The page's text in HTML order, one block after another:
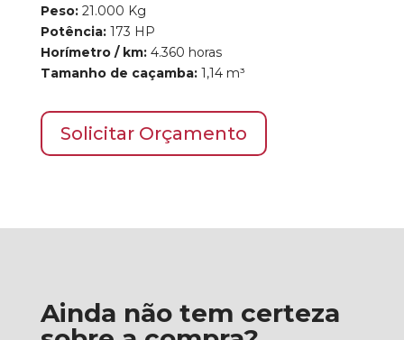
Peso:21.000 Kg
Potência:173 HP
Horímetro / km: 4.360 horas
Tamanho de caçamba: 1,14 m³
Solicitar Orçamento
Ainda não tem certeza